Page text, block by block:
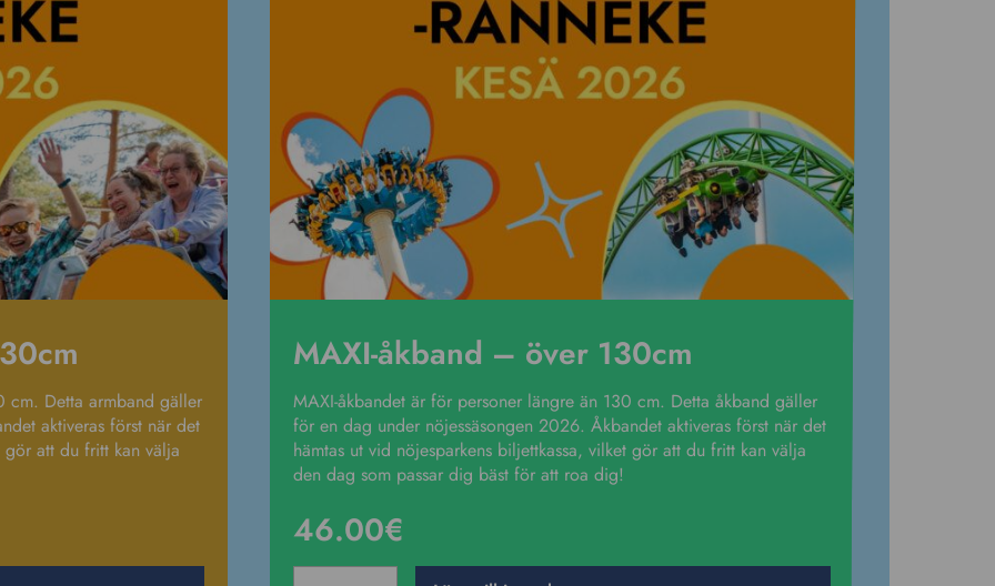
cm. Detta armband gäller
aktiveras först när det
gör att du fritt kan välja
MAXI-åkband – över 130cm
MAXI-åkbandet är för personer längre än 130 cm. Detta åkband gäller
för en dag under nöjessäsongen 2026. Åkbandet aktiveras först när det
hämtas ut vid nöjesparkens biljettkassa, vilket gör att du fritt kan välja
den dag som passar dig bäst för att roa dig!
46.00€